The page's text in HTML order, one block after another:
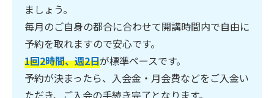
ましょう。
毎月のご自身の都合に合わせて開講時間内で自由に
予約を取れますので安心です。
1回2時間、週2日が標準ペースです。
予約が決まったら、入会金・月会費などをご入金い
ただき、ご入会の手続き完了となります。